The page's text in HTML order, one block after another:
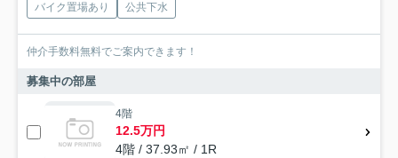
バイク置場あり
公共下水
仲介手数料無料でご案内できます！
募集中の部屋
4階
12.5万円
4階 / 37.93㎡ / 1R